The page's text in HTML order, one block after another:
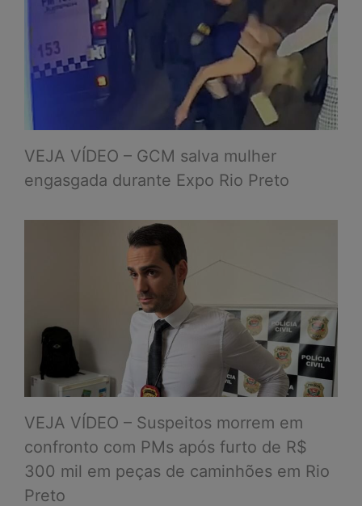
VEJA VÍDEO – GCM salva mulher
engasgada durante Expo Rio Preto
VEJA VÍDEO – Suspeitos morrem em
confronto com PMs após furto de R$
300 mil em peças de caminhões em Rio
Preto